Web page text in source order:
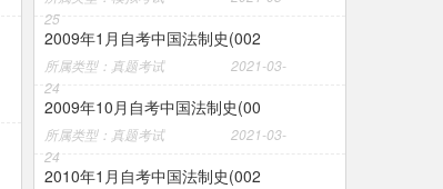
25
2009年1月自考中国法制史(002
所属类型：真题考试
2021-03-
24
2009年10月自考中国法制史(00
所属类型：真题考试
2021-03-
24
2010年1月自考中国法制史(002